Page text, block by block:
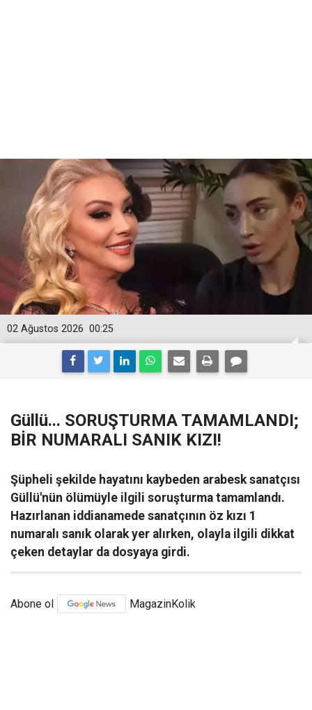
00:25
02 Ağustos 2026
Güllü... SORUŞTURMA TAMAMLANDI;
BİR NUMARALI SANIK KIZI!
Şüpheli şekilde hayatını kaybeden arabesk sanatçısı
Güllü'nün ölümüyle ilgili soruşturma tamamlandı.
Hazırlanan iddianamede sanatçının öz kızı 1
numaralı sanık olarak yer alırken, olayla ilgili dikkat
çeken detaylar da dosyaya girdi.
Abone ol MagazinKolik